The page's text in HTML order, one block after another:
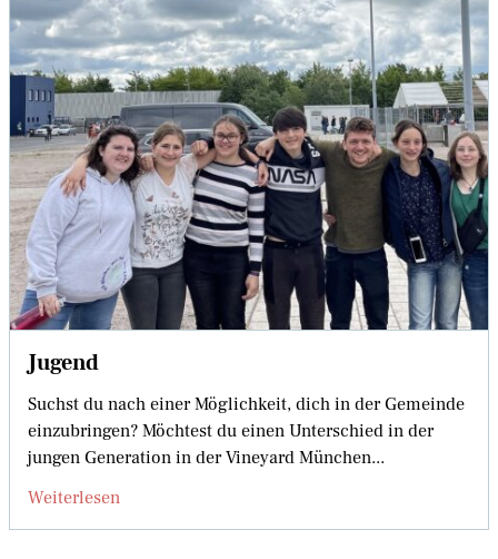
Jugend
Suchst du nach einer Möglichkeit, dich in der Gemeinde
einzubringen? Möchtest du einen Unterschied in der
jungen Generation in der Vineyard München...
Weiterlesen